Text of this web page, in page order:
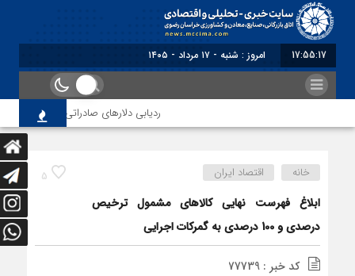
17:55:17 امروز : شنبه - ۱۷ مرداد - ۱۴۰۵
ردیابی دلارهای صادراتی
5 خانه اقتصاد ایران
ابلاغ فهرست نهایی کالاهای مشمول ترخیص
درصدی و 100 درصدی به گمرکات اجرایی
کد خبر : 77739